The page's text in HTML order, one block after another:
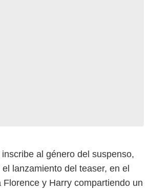
al género del suspenso,
lanzamiento del teaser, en el
y Harry compartiendo un